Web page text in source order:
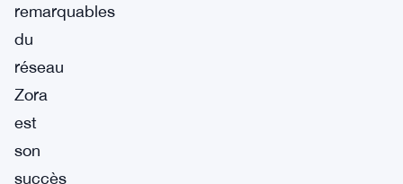
remarquables
du
réseau
Zora
est
son
succès